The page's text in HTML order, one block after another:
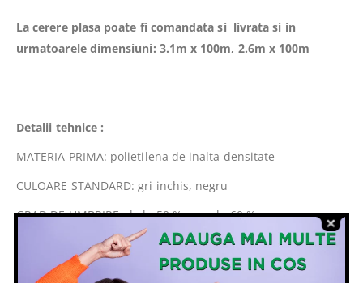
La cerere plasa poate fi comandata si livrata si in
urmatoarele dimensiuni: 3.1m x 100m, 2.6m x 100m
Detalii tehnice :
MATERIA PRIMA: polietilena de inalta densitate
CULOARE STANDARD: gri inchis, negru
GRAD DE UMBRIRE: de la 50 % pana la 60 %
STABILIZAT UV: 3%
MOD DE AMBALARE: rola, impaturita